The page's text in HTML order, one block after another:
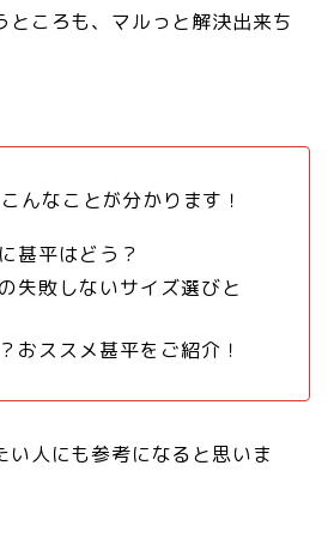
ところも、マルっと解決出来ち
んなことが分かります！
甚平はどう？
失敗しないサイズ選びと
おススメ甚平をご紹介！
い人にも参考になると思いま